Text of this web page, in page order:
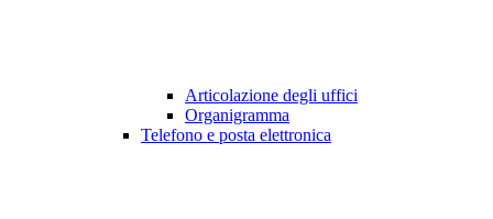
Articolazione degli uffici
Organigramma
Telefono e posta elettronica